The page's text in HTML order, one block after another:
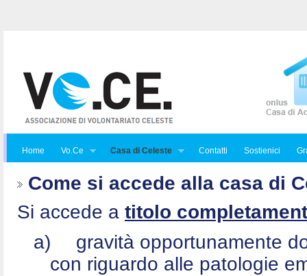
Home Vo.Ce Casa di Celeste Contatti Sostienici
Come si accede alla casa di
Si accede a titolo
a)
gravità opportunamente
con riguardo alle patologie